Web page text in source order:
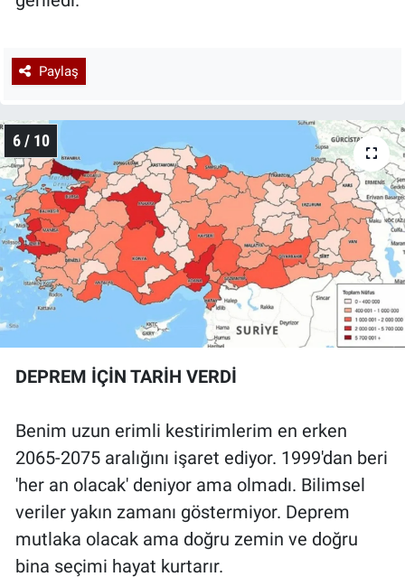
Paylaş
6 / 10
DEPREM İÇİN TARİH VERDİ
Benim uzun erimli kestirimlerim en erken
2065-2075 aralığını işaret ediyor. 1999'dan beri
'her an olacak' deniyor ama olmadı. Bilimsel
veriler yakın zamanı göstermiyor. Deprem
mutlaka olacak ama doğru zemin ve doğru
bina seçimi hayat kurtarır.